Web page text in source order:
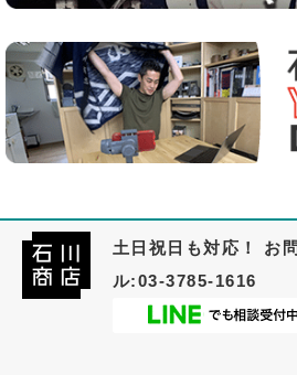
土日祝日も対応！ お
ル:03-3785-1616